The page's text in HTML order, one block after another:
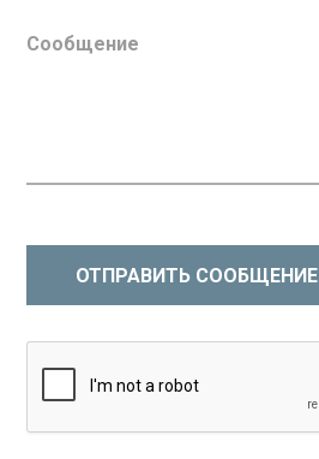
ОТПРАВИТЬ СООБЩЕНИЕ